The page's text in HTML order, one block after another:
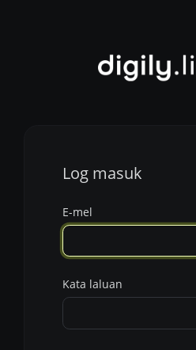
Log masuk
E-mel
Kata laluan